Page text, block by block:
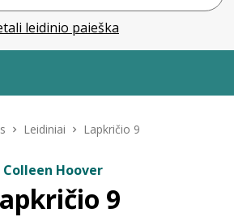
leidinio paieška
Leidiniai Lapkričio 9
Colleen Hoover
9